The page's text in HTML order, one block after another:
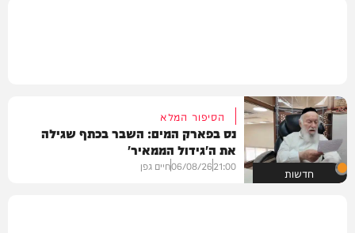
חדשות
הסיפור המלא
נס בפארק המים: השבר בכתף שגילה
את ה'גידול הממאיר'
21:00
06/08/26חיים גפן